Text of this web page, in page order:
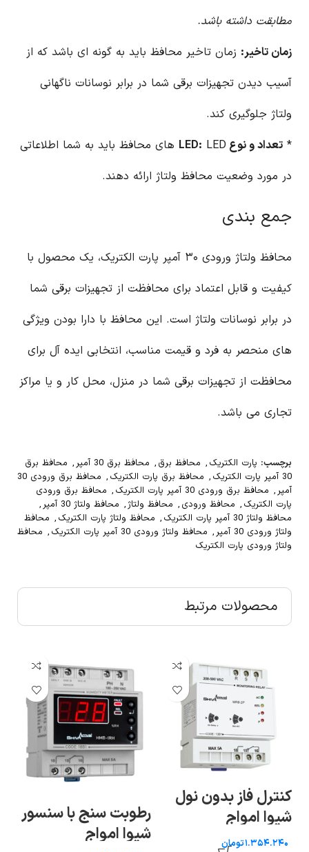
مطابقت داشته باشد.
زمان تاخیر: زمان تاخیر محافظ باید به گونه ای باشد که از
آسیب دیدن تجهیزات برقی شما در برابر نوسانات ناگهانی
ولتاژ جلوگیری کند.
* تعداد و نوع LED:
LED های محافظ باید به شما اطلاعاتی
در مورد وضعیت محافظ ولتاژ ارائه دهند.
جمع بندی
محافظ ولتاژ ورودی ۳۰ آمپر پارت الکتریک، یک محصول با
کیفیت و قابل اعتماد برای محافظت از تجهیزات برقی شما
در برابر نوسانات ولتاژ است. این محافظ با دارا بودن ویژگی
های منحصر به فرد و قیمت مناسب، انتخابی ایده آل برای
محافظت از تجهیزات برقی شما در منزل، محل کار و یا مراکز
تجاری می باشد.
برچسب: پارت الکتریک , محافظ برق , محافظ برق 30 آمپر , محافظ برق
30 آمپر پارت الکتریک
, محافظ برق پارت الکتریک ,
محافظ برق ورودی 30
آمپر, محافظ برق ورودی 30 آمپر پارت الکتریک , محافظ برق ورودی
پارت الکتریک , محافظ ورودی , محافظ ولتاژ, محافظ ولتاژ 30 آمپر
,
محافظ ولتاژ 30 آمپر پارت الکتریک
, محافظ ولتاژ پارت الکتریک , محافظ
ولتاژ ورودی 30 آمپر
, محافظ ولتاژ ورودی 30 آمپر پارت الکتریک , محافظ
ولتاژ ورودی پارت الکتریک
محصولات مرتبط
کنترل فاز بدون نول
شیوا امواج
تومان
رطوبت سنج با سنسور
شیوا امواج